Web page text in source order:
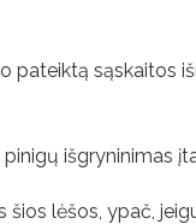
pateiktą sąskaitos
išgryninimas
lėšos, ypač,